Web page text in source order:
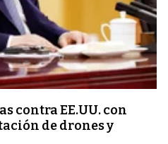
contra EE.UU. con
de drones y